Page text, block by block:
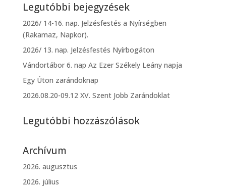
Legutóbbi bejegyzések
2026/ 14-16. nap. Jelzésfestés a Nyírségben
(Rakamaz, Napkor).
2026/ 13. nap. Jelzésfestés Nyírbogáton
Vándortábor 6. nap Az Ezer Székely Leány napja
Egy Úton zarándoknap
2026.08.20-09.12 XV. Szent Jobb Zarándoklat
Legutóbbi hozzászólások
Archívum
2026. augusztus
2026. július